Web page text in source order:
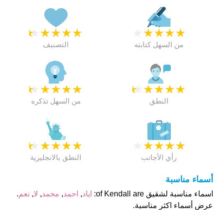
★
★
★
★
★
التصنيف
★
★
★
★
من السهل كتابته
★
★
★
★
★
من السهل تذكره
★
★
★
★
★
النطق
★
★
★
★
★
النطق بالانجليزية
★
★
★
★
رأي الأجانب
أسماء مناسبة
اسماء مناسبة لشقيق of Kendall are: اياد, احمد, محمد, لا, نعم.
عرض أسماء اكثر مناسبة.